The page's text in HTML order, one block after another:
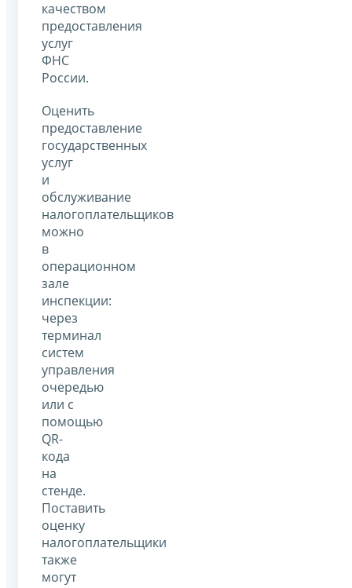
качеством
предоставления
услуг
ФНС
России.
Оценить
предоставление
государственных
услуг
и
обслуживание
налогоплательщиков
можно
в
операционном
зале
инспекции:
через
терминал
систем
управления
очередью
или с
помощью
QR-
кода
на
стенде.
Поставить
оценку
налогоплательщики
также
могут